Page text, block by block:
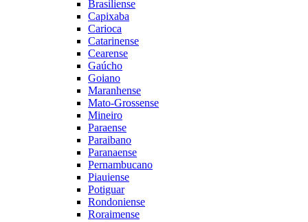
Brasiliense
Capixaba
Carioca
Catarinense
Cearense
Gaúcho
Goiano
Maranhense
Mato-Grossense
Mineiro
Paraense
Paraibano
Paranaense
Pernambucano
Piauiense
Potiguar
Rondoniense
Roraimense